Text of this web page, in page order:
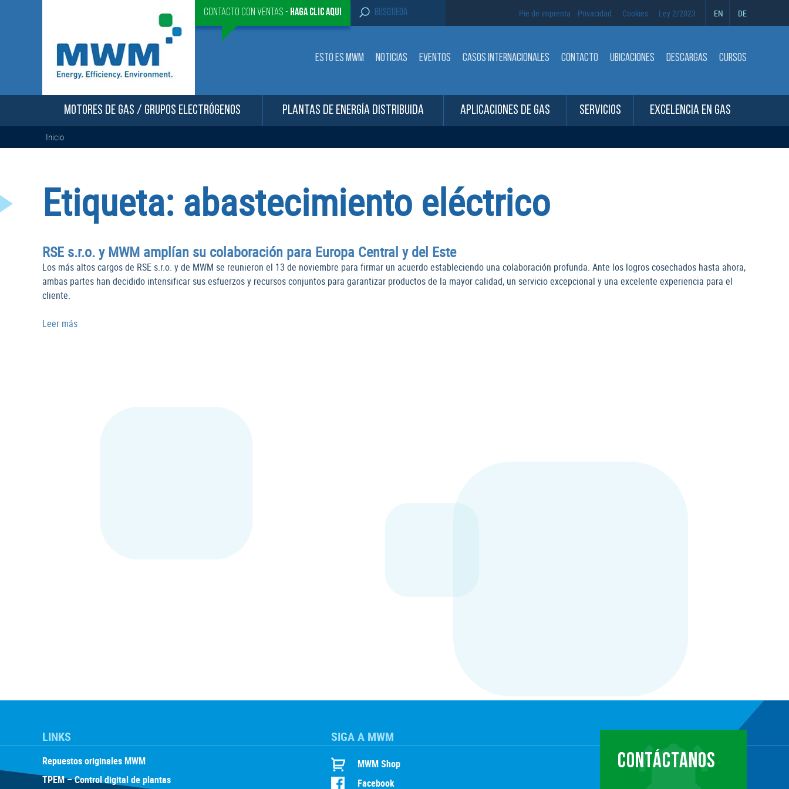
Contacto con ventas - Haga clic aqui
S
e
c
h
r
:
Pie de imprenta Privacidad Cookies Ley 2/2023 EN DE
ESTO ES MWM NOTICIAS EVENTOS CASOS INTERNACIONALES CONTACTO UBICACIONES DESCARGAS CURSOS
MOTORES DE GAS / GRUPOS ELECTRÓGENOS PLANTAS DE ENERGÍA DISTRIBUIDA APLICACIONES DE GAS SERVICIOS EXCELENCIA EN GAS
Inicio
Etiqueta: abastecimiento eléctrico
RSE s.r.o. y MWM amplían su colaboración para Europa Central y del Este
Los más altos cargos de RSE s.r.o. y de MWM se reunieron el 13 de noviembre para firmar un acuerdo estableciendo una colaboración profunda. Ante los logros cosechados hasta ahora,
ambas partes han decidido intensificar sus esfuerzos y recursos conjuntos para garantizar productos de la mayor calidad, un servicio excepcional y una excelente experiencia para el
cliente.
Leer más
LINKS
Repuestos originales MWM
TPEM – Control digital de plantas
SIGA A MWM
MWM Shop
Facebook
CONTÁCTANOS